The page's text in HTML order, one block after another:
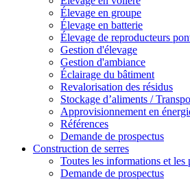
Élevage en groupe
Élevage en batterie
Élevage de reproducteurs
Gestion d'élevage
Gestion d'ambiance
Éclairage du bâtiment
Revalorisation des résidus
Stockage d’aliments /
Approvisionnement en
Références
Demande de prospectus
Construction de serres
Toutes les informations et les
Demande de prospectus